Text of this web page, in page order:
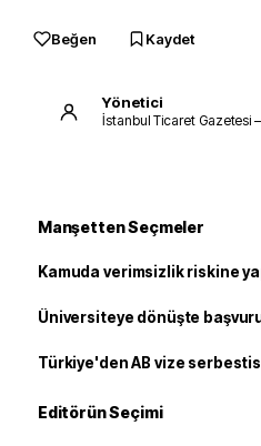
Beğen Kaydet
Yönetici
İstanbul Ticaret Gazetesi
Manşetten Seçmeler
Kamuda verimsizlik riskine
Üniversiteye dönüşte
Türkiye'den AB vize
Editörün Seçimi